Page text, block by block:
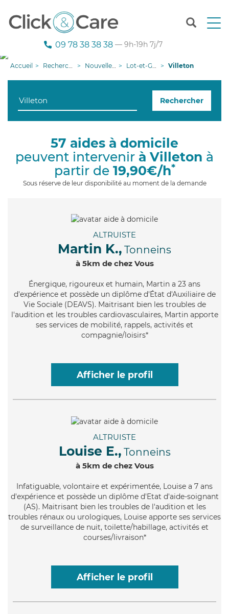
T
n
g
09 78 38 38 38 — 9h-19h 7j/7
Accueil Recherche aide à domicile Nouvelle-Aquitaine Lot-et-Garonne Villeton
Rechercher
57 aides à domicile
peuvent intervenir à Villeton à
partir de 19,90€/h*
Sous réserve de leur disponibilité au moment de la demande
ALTRUISTE
Martin K., Tonneins
à 5km de chez Vous
Énergique, rigoureux et humain, Martin a 23 ans
d'expérience et possède un diplôme d'État d'Auxiliaire de
Vie Sociale (DEAVS). Maitrisant bien les troubles de
l'audition et les troubles cardiovasculaires, Martin apporte
ses services de mobilité, rappels, activités et
compagnie/loisirs*
Afficher le profil
ALTRUISTE
Louise E., Tonneins
à 5km de chez Vous
Infatiguable, volontaire et expérimentée, Louise a 7 ans
d'expérience et possède un diplôme d'Etat d'aide-soignant
(AS). Maitrisant bien les troubles de l'audition et les
troubles rénaux ou urologiques, Louise apporte ses services
de surveillance de nuit, toilette/habillage, activités et
courses/livraison*
Afficher le profil